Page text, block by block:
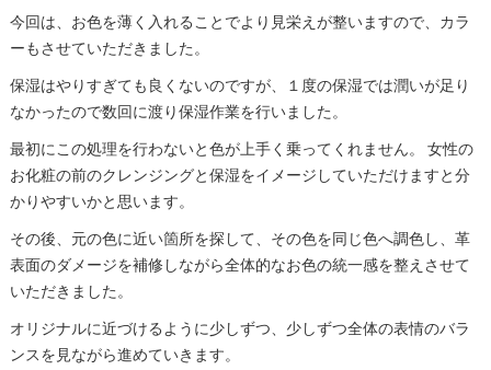
今回は、お色を薄く入れることでより見栄えが整いますので、カラ
ーもさせていただきました。
保湿はやりすぎても良くないのですが、１度の保湿では潤いが足り
なかったので数回に渡り保湿作業を行いました。
最初にこの処理を行わないと色が上手く乗ってくれません。 女性の
お化粧の前のクレンジングと保湿をイメージしていただけますと分
かりやすいかと思います。
その後、元の色に近い箇所を探して、その色を同じ色へ調色し、革
表面のダメージを補修しながら全体的なお色の統一感を整えさせて
いただきました。
オリジナルに近づけるように少しずつ、少しずつ全体の表情のバラ
ンスを見ながら進めていきます。